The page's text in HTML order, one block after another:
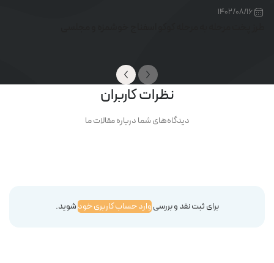
1402/08/16
نظرات کاربران
دیدگاه‌های شما درباره مقالات ما
برای ثبت نقد و بررسیوارد حساب کاربری خودشوید.